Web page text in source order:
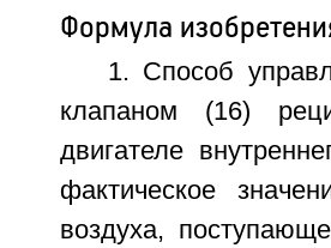
Формула
1. Способ
клапаном (16)
двигателе
фактическое
воздуха,